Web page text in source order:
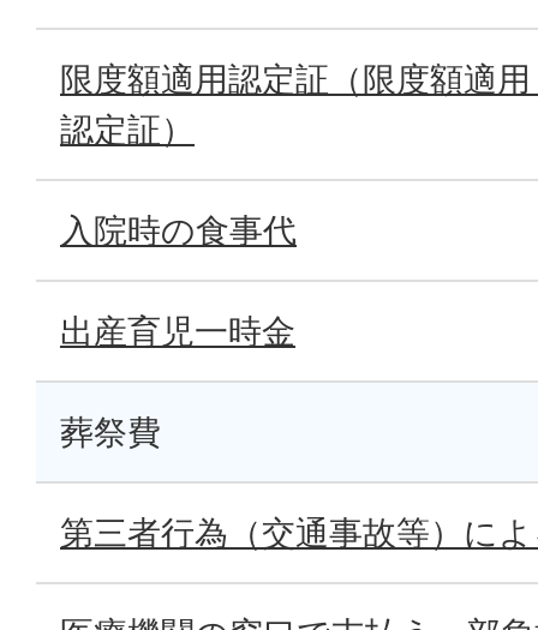
限度額適用認定証（限度額適
認定証）
入院時の食事代
出産育児一時金
葬祭費
第三者行為（交通事故等）に